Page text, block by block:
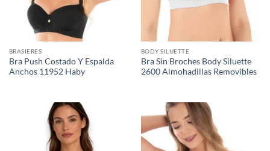
BRASIERES
Bra Push Costado Y Espalda
Anchos 11952 Haby
BODY SILUETTE
Bra Sin Broches Body Siluette
2600 Almohadillas Removibles